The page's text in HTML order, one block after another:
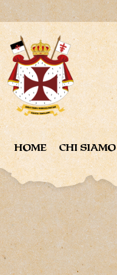
HOME CHI SIAMO